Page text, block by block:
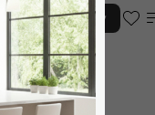
В корзину